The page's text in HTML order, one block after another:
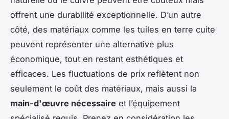
offrent une durabilité exceptionnelle. D’un autre
côté, des matériaux comme les tuiles en terre cuite
peuvent représenter une alternative plus
économique, tout en restant esthétiques et
efficaces. Les fluctuations de prix reflètent non
seulement le coût des matériaux, mais aussi la
main-d'œuvre nécessaire et l’équipement